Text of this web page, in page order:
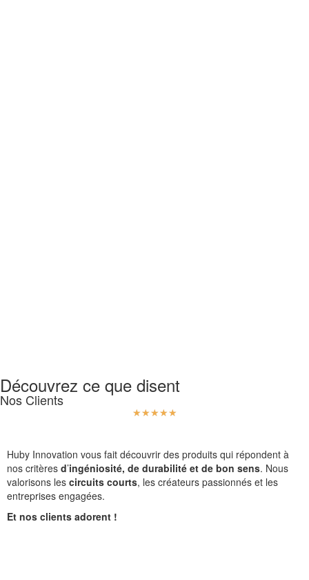
Découvrez ce que disent
Nos Clients
☆☆☆☆☆
Huby Innovation vous fait découvrir des produits qui répondent à
nos critères d’ingéniosité, de durabilité et de bon sens. Nous
valorisons les circuits courts, les créateurs passionnés et les
entreprises engagées.
Et nos clients adorent !